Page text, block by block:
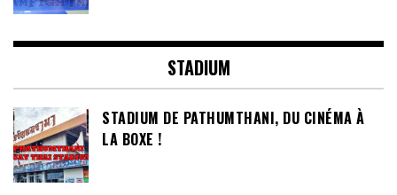
STADIUM
STADIUM DE PATHUMTHANI, DU CINÉMA À
LA BOXE !